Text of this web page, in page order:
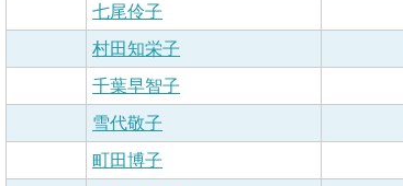
七尾伶子
村田知栄子
千葉早智子
雪代敬子
町田博子